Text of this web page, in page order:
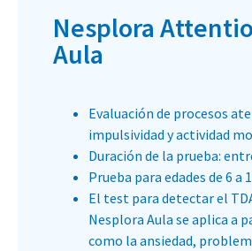
Nesplora
Aula
Evaluación de procesos
impulsividad y actividad
Duración de la prueba:
Prueba para edades de 6 a
El test para detectar el
Nesplora Aula se aplica a
como la ansiedad,